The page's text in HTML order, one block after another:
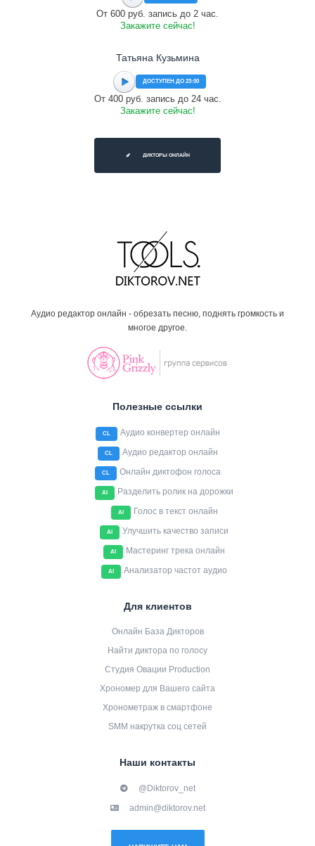
От 600 руб. запись до 2 час.
Закажите сейчас!
Татьяна Кузьмина
ДОСТУПЕН ДО 23:00
От 400 руб. запись до 24 час.
Закажите сейчас!
ДИКТОРЫ ОНЛАЙН
Аудио редактор онлайн - обрезать песню, поднять громкость и
многое другое.
Полезные ссылки
CL Аудио конвертер онлайн
CL Аудио редактор онлайн
CL Онлайн диктофон голоса
AI Разделить ролик на дорожки
AI Голос в текст онлайн
AI Улучшить качество записи
AI Мастеринг трека онлайн
AI Анализатор частот аудио
Для клиентов
Онлайн База Дикторов
Найти диктора по голосу
Студия Овации Production
Хрономер для Вашего сайта
Хронометраж в смартфоне
SMM накрутка соц сетей
Наши контакты
@Diktorov_net
admin@diktorov.net